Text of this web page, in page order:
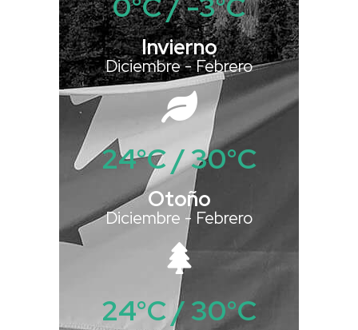
Invierno
Diciembre - Febrero
24°C / 30°C
Otoño
Diciembre - Febrero
24°C / 30°C